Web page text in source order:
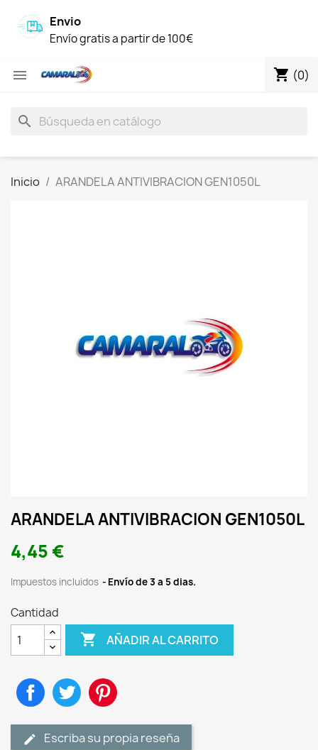
Envio
Envío gratis a partir de 100€
 shopping_cart (0)
search
Inicio ARANDELA ANTIVIBRACION GEN1050L
ARANDELA ANTIVIBRACION GEN1050L
4,45 €
Impuestos incluidos Envío de 3 a 5 dias.
Cantidad
 AÑADIR AL CARRITO
CompartirTuitear
Escriba su propia reseña